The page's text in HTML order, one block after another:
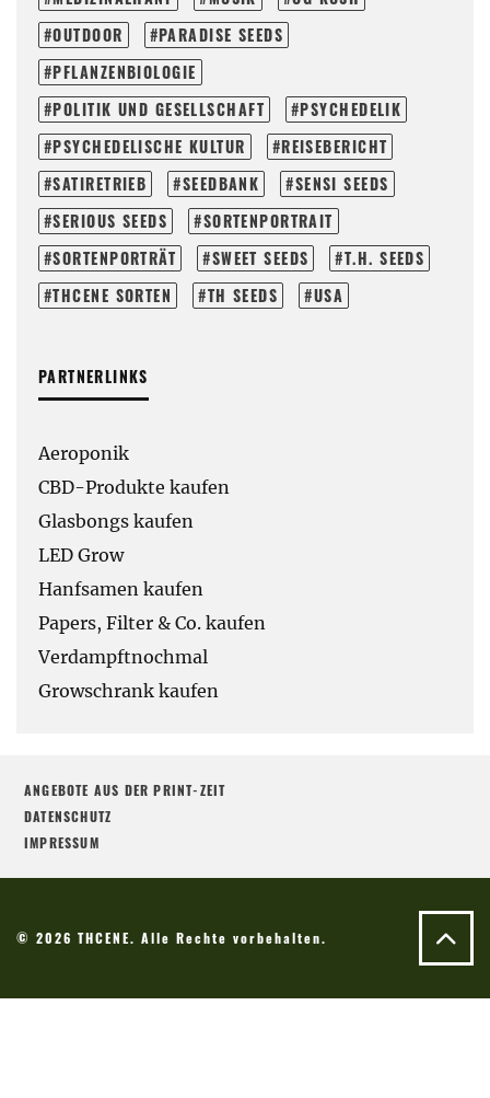
OUTDOOR
PARADISE SEEDS
PFLANZENBIOLOGIE
POLITIK UND GESELLSCHAFT
PSYCHEDELIK
PSYCHEDELISCHE KULTUR
REISEBERICHT
SATIRETRIEB
SEEDBANK
SENSI SEEDS
SERIOUS SEEDS
SORTENPORTRAIT
SORTENPORTRÄT
SWEET SEEDS
T.H. SEEDS
THCENE SORTEN
TH SEEDS USA
PARTNERLINKS
Aeroponik
CBD-Produkte kaufen
Glasbongs kaufen
LED Grow
Hanfsamen kaufen
Papers, Filter & Co. kaufen
Verdampftnochmal
Growschrank kaufen
ANGEBOTE AUS DER PRINT-ZEIT
DATENSCHUTZ
IMPRESSUM
© 2026 THCENE. Alle Rechte vorbehalten.